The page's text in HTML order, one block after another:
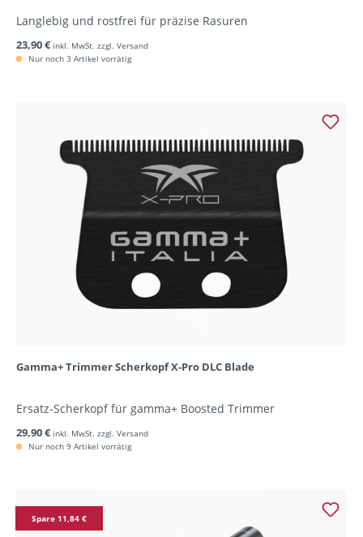
Langlebig und rostfrei für präzise Rasuren
23,90 € inkl. MwSt. zzgl. Versand
Nur noch 3 Artikel vorrätig
Gamma+ Trimmer Scherkopf X-Pro DLC Blade
Ersatz-Scherkopf für gamma+ Boosted Trimmer
29,90 € inkl. MwSt. zzgl. Versand
Nur noch 9 Artikel vorrätig
Spare 11,84 €